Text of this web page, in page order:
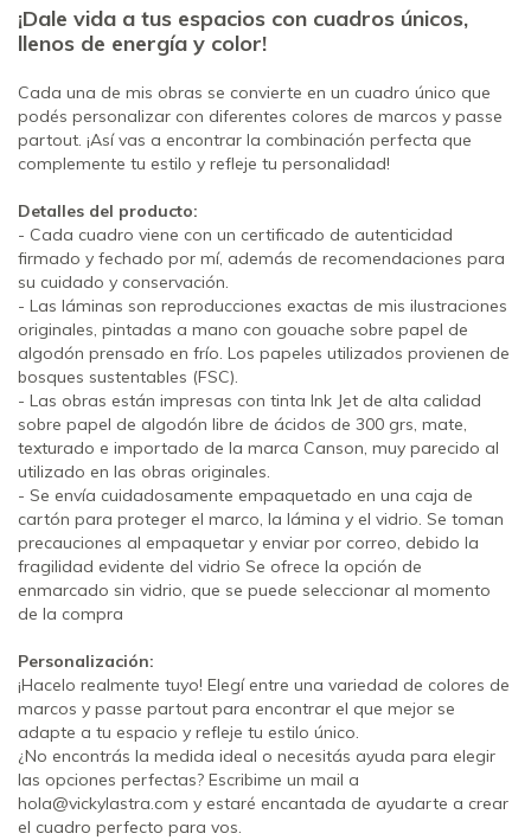
¡Dale vida a tus espacios con cuadros únicos,
llenos de energía y color!
Cada una de mis obras se convierte en un cuadro único que
podés personalizar con diferentes colores de marcos y passe
partout. ¡Así vas a encontrar la combinación perfecta que
complemente tu estilo y refleje tu personalidad!
Detalles del producto:
- Cada cuadro viene con un certificado de autenticidad
firmado y fechado por mí, además de recomendaciones para
su cuidado y conservación.
- Las láminas son reproducciones exactas de mis ilustraciones
originales, pintadas a mano con gouache sobre papel de
algodón prensado en frío. Los papeles utilizados provienen de
bosques sustentables (FSC).
- Las obras están impresas con tinta Ink Jet de alta calidad
sobre papel de algodón libre de ácidos de 300 grs, mate,
texturado e importado de la marca Canson, muy parecido al
utilizado en las obras originales.
- Se envía cuidadosamente empaquetado en una caja de
cartón para proteger el marco, la lámina y el vidrio. Se toman
precauciones al empaquetar y enviar por correo, debido la
fragilidad evidente del vidrio Se ofrece la opción de
enmarcado sin vidrio, que se puede seleccionar al momento
de la compra
Personalización:
¡Hacelo realmente tuyo! Elegí entre una variedad de colores de
marcos y passe partout para encontrar el que mejor se
adapte a tu espacio y refleje tu estilo único.
¿No encontrás la medida ideal o necesitás ayuda para elegir
las opciones perfectas? Escribime un mail a
hola@vickylastra.com y estaré encantada de ayudarte a crear
el cuadro perfecto para vos.